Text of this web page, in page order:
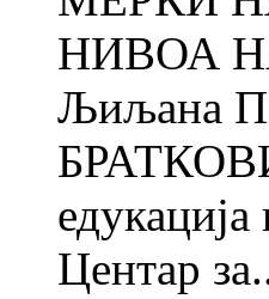
НИВОА
Љиљана
Центар